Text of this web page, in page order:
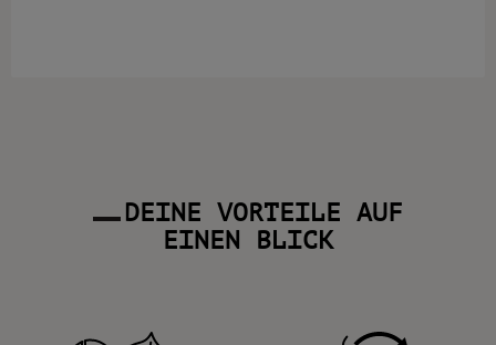
DEINE VORTEILE AUF
EINEN BLICK